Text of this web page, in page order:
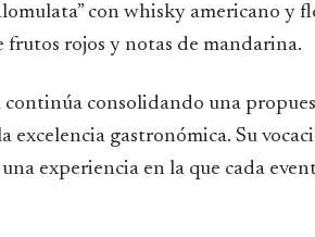
con whisky americano y
frutos rojos y notas de mandarina.
continúa consolidando una
excelencia gastronómica. Su
experiencia en la que cada